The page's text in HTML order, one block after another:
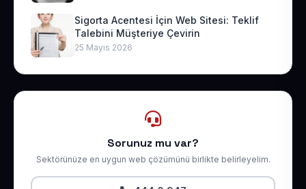
Sigorta Acentesi İçin Web Sitesi: Teklif
Talebini Müşteriye Çevirin
25 Mayıs 2026
Sorunuz mu var?
Sektörünüze en uygun web çözümünü birlikte belirleyelim.